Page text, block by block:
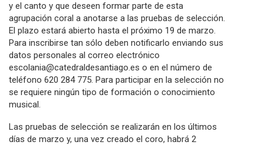
y el canto y que deseen formar parte de esta
agrupación coral a anotarse a las pruebas de selección.
El plazo estará abierto hasta el próximo 19 de marzo.
Para inscribirse tan sólo deben notificarlo enviando sus
datos personales al correo electrónico
escolania@catedraldesantiago.es o en el número de
teléfono 620 284 775. Para participar en la selección no
se requiere ningún tipo de formación o conocimiento
musical.
Las pruebas de selección se realizarán en los últimos
días de marzo y, una vez creado el coro, habrá 2